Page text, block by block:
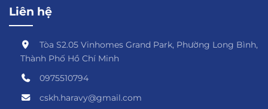
Liên hệ
Tòa S2.05 Vinhomes Grand Park, Phường Long Bình,
Thành Phố Hồ Chí Minh
0975510794
cskh.haravy@gmail.com